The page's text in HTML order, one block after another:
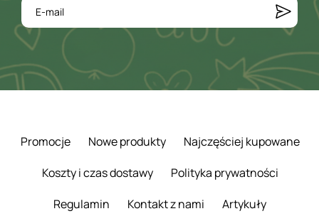
Promocje Nowe produkty
Najczęściej kupowane
Koszty i czas dostawy
Polityka prywatności
Regulamin
Kontakt z nami Artykuły